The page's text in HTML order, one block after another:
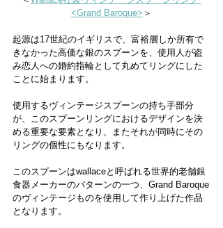
<Grand Baroque> ＞
起源は17世紀のイギリスで、富裕層しか所有で
きなかった高価な銀のスプーンを、使用人が盗
み恋人への婚約指輪として丸めてリングにした
ことに始まります。
使用するヴィンテージスプーンの持ち手部分
が、このスプーンリングにおけるデザインを決
める重要な要素となり、またそれが同時にその
リングの個性にもなります。
このスプーンはwallaceと呼ばれる世界的老舗銀
食器メーカーのパターンの一つ、Grand Baroque
のヴィンテージものを使用して作り上げた作品
となります。